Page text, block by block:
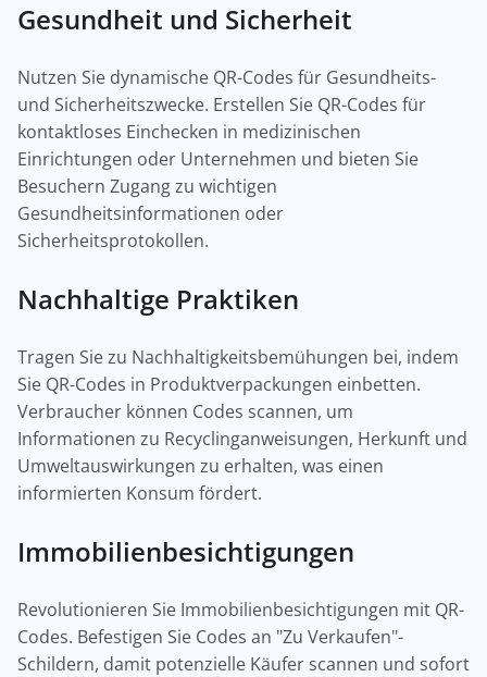
Gesundheit und Sicherheit
Nutzen Sie dynamische QR-Codes für Gesundheits-
und Sicherheitszwecke. Erstellen Sie QR-Codes für
kontaktloses Einchecken in medizinischen
Einrichtungen oder Unternehmen und bieten Sie
Besuchern Zugang zu wichtigen
Gesundheitsinformationen oder
Sicherheitsprotokollen.
Nachhaltige Praktiken
Tragen Sie zu Nachhaltigkeitsbemühungen bei, indem
Sie QR-Codes in Produktverpackungen einbetten.
Verbraucher können Codes scannen, um
Informationen zu Recyclinganweisungen, Herkunft und
Umweltauswirkungen zu erhalten, was einen
informierten Konsum fördert.
Immobilienbesichtigungen
Revolutionieren Sie Immobilienbesichtigungen mit QR-
Codes. Befestigen Sie Codes an "Zu Verkaufen"-
Schildern, damit potenzielle Käufer scannen und sofort